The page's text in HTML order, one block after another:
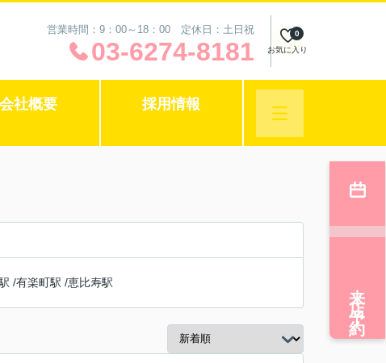
営業時間：9：00～18：00 定休日：土日祝
03-6274-8181 お気に入り
0
会社概要 採用情報
/有楽町駅 /恵比寿駅 来店予約